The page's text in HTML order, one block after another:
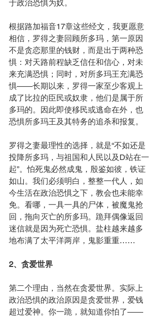
于政治恐惧为奴。
根据路加福音17章这些经文，我更愿意
相信，罗得之妻回顾所多玛，第一原因
不是贪恋那里的钱财，而是出于两种恐
惧：对天路前程缺乏信任和信心，对未
来充满恐惧；同时，对所多玛王充满恐
惧——长期以来，罗得一家至少客观上
成了比拉的臣民或奴隶，他们是属于所
多玛的。因此即使移民或逃命在外，也
恐惧所多玛王及其特务的追杀和报复。
罗得之妻最理性的选择，就是“不如还是
投降所多玛，与祖国和人民以及D站在一
起”。怕死鬼必然成鬼，殷鉴如彼，铁证
如山。我们必须明白，整整一代人，如
今生活在政治恐惧之下，教会也未能幸
免。看哪，一具一具的尸体，被魔鬼抢
回，拖向灭亡的所多玛。跪拜偶像返回
迷信就是因为死亡恐惧。盐柱越来越多
地布满了太平洋两岸，鬼影重重……
2、贪爱世界
第二个理由，当然在贪爱世界。实际上
政治恐惧的政治原因是贪爱世界，爱钱
超过爱神。你一跪，就知道你怕了——